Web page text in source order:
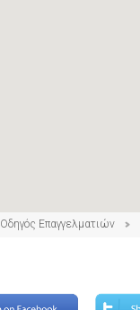
Οδηγός Επαγγελματιών